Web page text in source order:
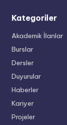
Kategoriler
Akademik İlanlar
Burslar
Dersler
Duyurular
Haberler
Kariyer
Projeler